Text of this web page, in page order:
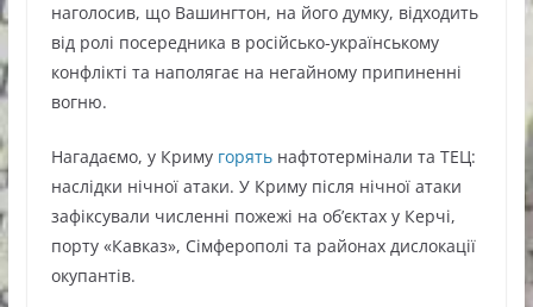
наголосив, що Вашингтон, на його думку, відходить
від ролі посередника в російсько-українському
конфлікті та наполягає на негайному припиненні
вогню.
Нагадаємо, у Криму горятьнафтотермінали та ТЕЦ:
наслідки нічної атаки. У Криму після нічної атаки
зафіксували численні пожежі на об’єктах у Керчі,
порту «Кавказ», Сімферополі та районах дислокації
окупантів.